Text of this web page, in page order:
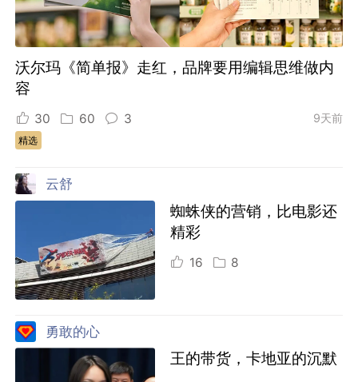
沃尔玛《简单报》走红，品牌要用编辑思维做内
容
30 60 3 9天前
精选
云舒
蜘蛛侠的营销，比电影还
精彩
16 8
勇敢的心
王的带货，卡地亚的沉默